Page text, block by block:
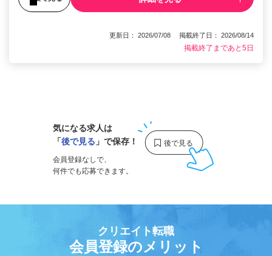
更新日： 2026/07/08 掲載終了日： 2026/08/14
掲載終了まであと5日
気になる求人は
「後で見る 」で保存！
会員登録なしで、
何件でも応募できます。
クリエイト転職
会員登録のメリット